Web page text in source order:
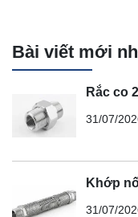
Bài viết mới
Rắc co
31/07/
Khớp
31/07/